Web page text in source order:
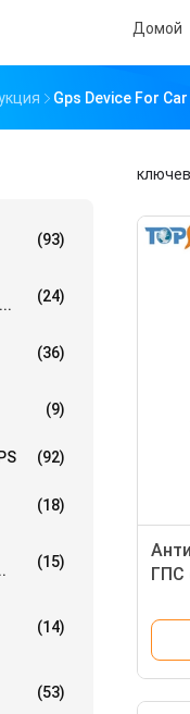
Домой
Gps Device For
(93)
(24)
(36)
(9)
(92)
(18)
(15)
(14)
(53)
ГПС